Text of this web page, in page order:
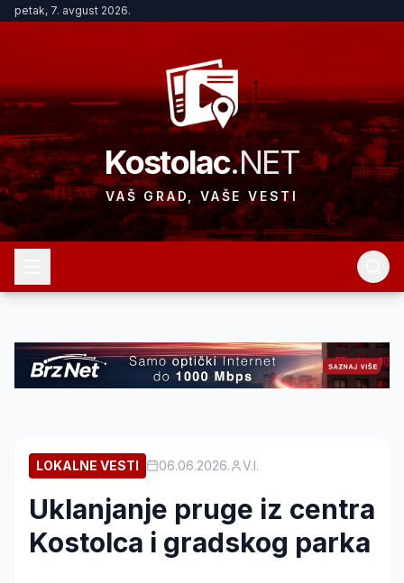
petak, 7. avgust 2026.
Kostolac.NET
VAŠ GRAD, VAŠE VESTI
LOKALNE VESTI 06.06.2026. V.I.
Uklanjanje pruge iz centra
Kostolca i gradskog parka